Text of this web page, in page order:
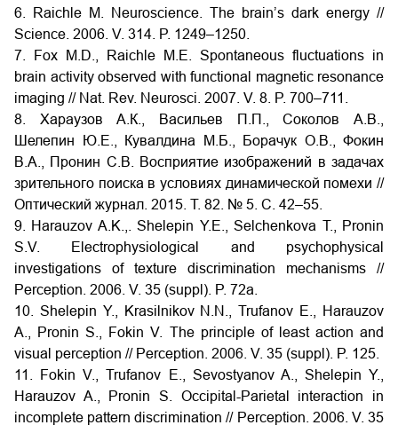
6. Raichle M. Neuroscience. The brain’s dark energy //
Science. 2006. V. 314. P. 1249–1250.
7. Fox M.D., Raichle M.E. Spontaneous fluctuations in
brain activity observed with functional magnetic resonance
imaging // Nat. Rev. Neurosci. 2007. V. 8. P. 700–711.
8. Хараузов А.К., Васильев П.П., Соколов А.В.,
Шелепин Ю.Е., Кувалдина М.Б., Борачук О.В., Фокин
В.А., Пронин С.В. Восприятие изображений в задачах
зрительного поиска в условиях динамической помехи //
Оптический журнал. 2015. Т. 82. № 5. C. 42–55.
9. Harauzov A.K.,. Shelepin Y.E., Selchenkova T., Pronin
S.V. Electrophysiological and psychophysical
investigations of texture discrimination mechanisms //
Perception. 2006. V. 35 (suppl). P. 72a.
10. Shelepin Y., Krasilnikov N.N., Trufanov E., Harauzov
A., Pronin S., Fokin V. The principle of least action and
visual perception // Perception. 2006. V. 35 (suppl). P. 125.
11. Fokin V., Trufanov E., Sevostyanov A., Shelepin Y.,
Harauzov A., Pronin S. Occipital-Parietal interaction in
incomplete pattern discrimination // Perception. 2006. V. 35